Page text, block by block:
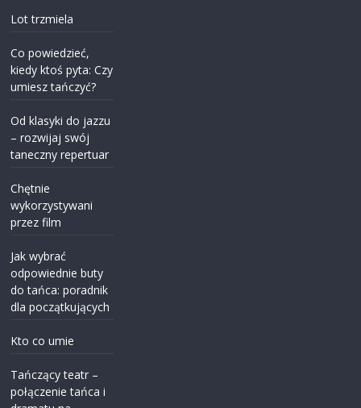
Lot trzmiela
Co powiedzieć,
kiedy ktoś pyta: Czy
umiesz tańczyć?
Od klasyki do jazzu
– rozwijaj swój
taneczny repertuar
Chętnie
wykorzystywani
przez film
Jak wybrać
odpowiednie buty
do tańca: poradnik
dla początkujących
Kto co umie
Tańczący teatr –
połączenie tańca i